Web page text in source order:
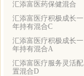
汇添富医药保健混合
汇添富医疗积极成长一
年持有混合C
汇添富医疗积极成长一
年持有混合A
汇添富医疗服务灵活配
置混合D